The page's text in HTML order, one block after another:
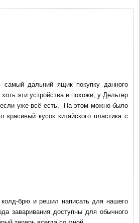
дальний ящик покупку данного
эти устройства и похожи, у Дельтер
если уже всё есть. На этом можно было
кусок китайского пластика с
брю и решил написать для нашего
заваривания доступны для обычного